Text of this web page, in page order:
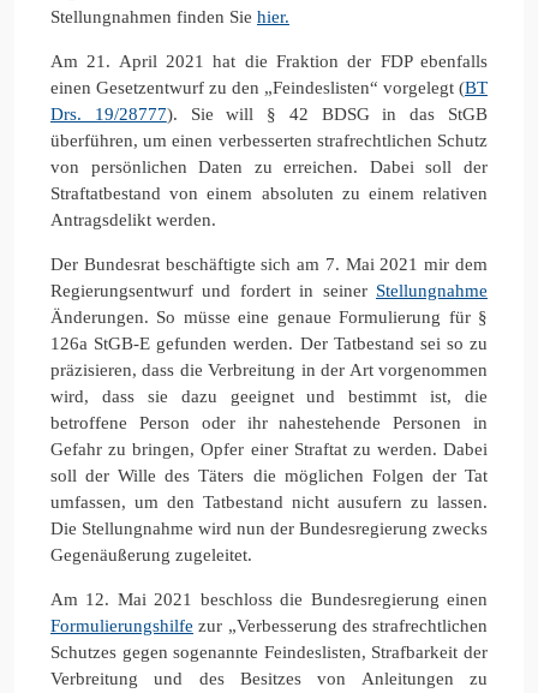
Stellungnahmen finden Sie hier.
Am 21. April 2021 hat die Fraktion der FDP ebenfalls
einen Gesetzentwurf zu den „Feindeslisten“ vorgelegt (BT
Drs. 19/28777). Sie will § 42 BDSG in das StGB
überführen, um einen verbesserten strafrechtlichen Schutz
von persönlichen Daten zu erreichen. Dabei soll der
Straftatbestand von einem absoluten zu einem relativen
Antragsdelikt werden.
Der Bundesrat beschäftigte sich am 7. Mai 2021 mir dem
Regierungsentwurf und fordert in seiner Stellungnahme
Änderungen. So müsse eine genaue Formulierung für §
126a StGB-E gefunden werden. Der Tatbestand sei so zu
präzisieren, dass die Verbreitung in der Art vorgenommen
wird, dass sie dazu geeignet und bestimmt ist, die
betroffene Person oder ihr nahestehende Personen in
Gefahr zu bringen, Opfer einer Straftat zu werden. Dabei
soll der Wille des Täters die möglichen Folgen der Tat
umfassen, um den Tatbestand nicht ausufern zu lassen.
Die Stellungnahme wird nun der Bundesregierung zwecks
Gegenäußerung zugeleitet.
Am 12. Mai 2021 beschloss die Bundesregierung einen
Formulierungshilfe zur „Verbesserung des strafrechtlichen
Schutzes gegen sogenannte Feindeslisten, Strafbarkeit der
Verbreitung und des Besitzes von Anleitungen zu